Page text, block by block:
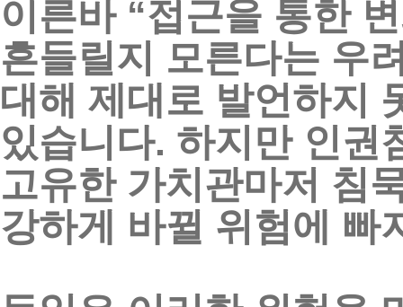
이른바 “접근을 통한
흔들릴지 모른다는 우
대해 제대로 발언하지
있습니다. 하지만 인권
고유한 가치관마저 침
강하게 바뀔 위험에 빠